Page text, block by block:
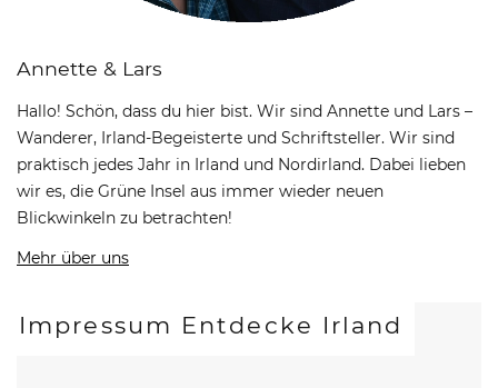
Annette & Lars
Hallo! Schön, dass du hier bist. Wir sind Annette und Lars –
Wanderer, Irland-Begeisterte und Schriftsteller. Wir sind
praktisch jedes Jahr in Irland und Nordirland. Dabei lieben
wir es, die Grüne Insel aus immer wieder neuen
Blickwinkeln zu betrachten!
Mehr über uns
Impressum Entdecke Irland